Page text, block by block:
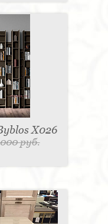
X026
руб.